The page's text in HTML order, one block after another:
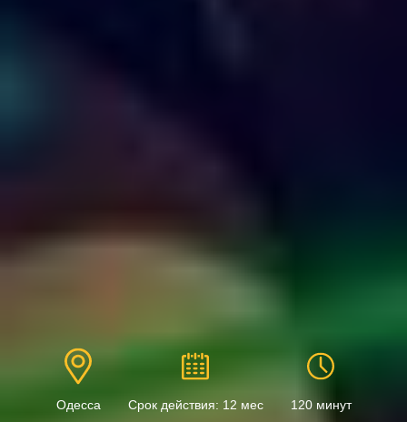
Одесса Срок действия: 12 мес 120 минут